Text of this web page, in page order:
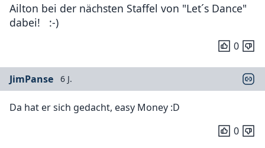
Ailton bei der nächsten Staffel von "Let´s Dance"
dabei! :-)
0
JimPanse 6 J.
Da hat er sich gedacht, easy Money :D
0